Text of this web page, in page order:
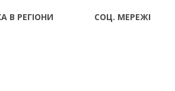
В РЕГІОНИ СОЦ. МЕРЕЖІ